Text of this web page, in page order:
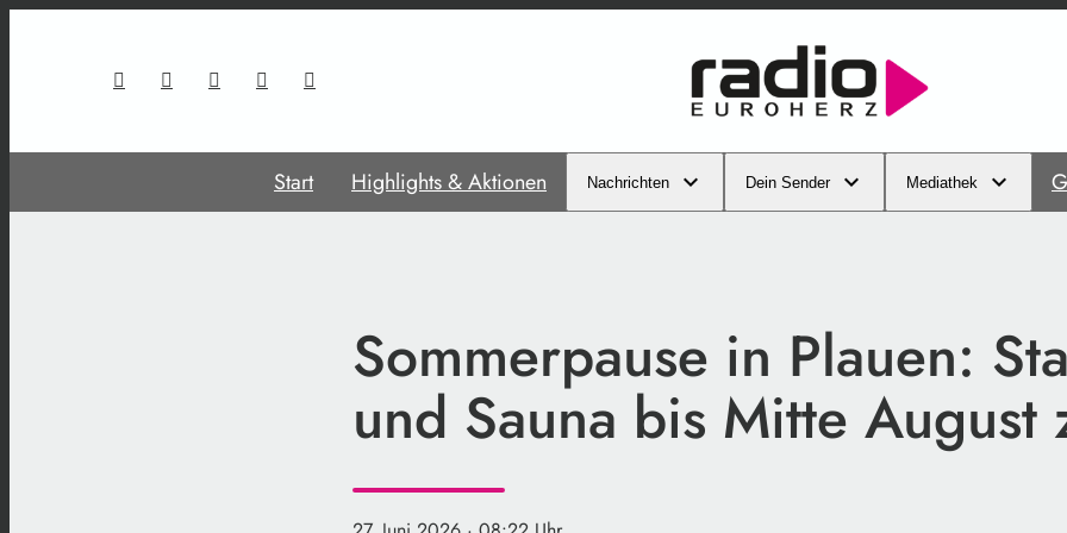
Start Highlights & Aktionen Nachrichten Dein Sender Mediathek
Sommerpause in Plauen:
und Sauna bis Mitte August